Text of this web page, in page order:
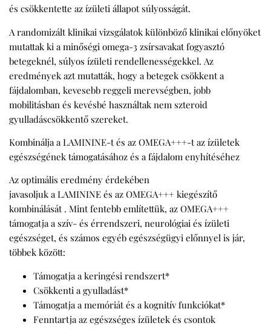
és csökkentette az ízületi állapot súlyosságát.
A randomizált klinikai vizsgálatok különböző klinikai előnyöket
mutattak ki a minőségi omega-3 zsírsavakat fogyasztó
betegeknél, súlyos ízületi rendellenességekkel. Az
eredmények azt mutatták, hogy a betegek csökkent a
fájdalomban, kevesebb reggeli merevségben, jobb
mobilitásban és kevésbé használtak nem szteroid
gyulladáscsökkentő szereket.
Kombinálja a LAMININE-t és az OMEGA+++-t az ízületek
egészségének támogatásához és a fájdalom enyhítéséhez
Az optimális eredmény érdekében
javasoljuk a LAMININE és az OMEGA+++ kiegészítő
kombinálását . Mint fentebb említettük, az OMEGA+++
támogatja a szív- és érrendszeri, neurológiai és ízületi
egészséget, és számos egyéb egészségügyi előnnyel is jár,
többek között:
Támogatja a keringési rendszert*
Csökkenti a gyulladást*
Támogatja a memóriát és a kognitív funkciókat*
Fenntartja az egészséges ízületek és csontok